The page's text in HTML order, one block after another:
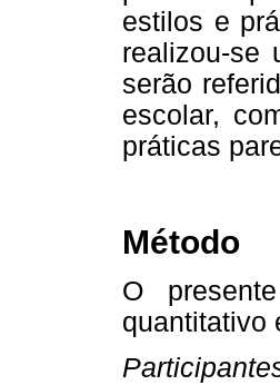
estilos e
realizou-se
serão
escolar,
práticas
Método
O
quantitativo